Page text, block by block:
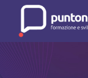
content